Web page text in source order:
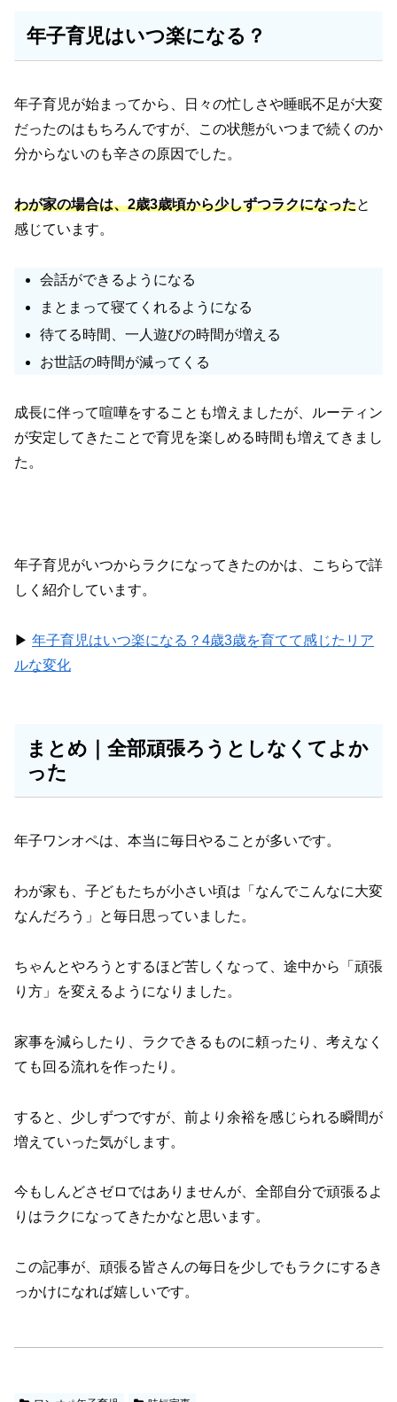
年子育児はいつ楽になる？
年子育児が始まってから、日々の忙しさや睡眠不足が大変
だったのはもちろんですが、この状態がいつまで続くのか
分からないのも辛さの原因でした。
わが家の場合は、2歳3歳頃から少しずつラクになったと
感じています。
会話ができるようになる
まとまって寝てくれるようになる
待てる時間、一人遊びの時間が増える
お世話の時間が減ってくる
成長に伴って喧嘩をすることも増えましたが、ルーティン
が安定してきたことで育児を楽しめる時間も増えてきまし
た。
年子育児がいつからラクになってきたのかは、こちらで詳
しく紹介しています。
▶︎ 年子育児はいつ楽になる？4歳3歳を育てて感じたリア
ルな変化
まとめ｜全部頑張ろうとしなくてよか
った
年子ワンオペは、本当に毎日やることが多いです。
わが家も、子どもたちが小さい頃は「なんでこんなに大変
なんだろう」と毎日思っていました。
ちゃんとやろうとするほど苦しくなって、途中から「頑張
り方」を変えるようになりました。
家事を減らしたり、ラクできるものに頼ったり、考えなく
ても回る流れを作ったり。
すると、少しずつですが、前より余裕を感じられる瞬間が
増えていった気がします。
今もしんどさゼロではありませんが、全部自分で頑張るよ
りはラクになってきたかなと思います。
この記事が、頑張る皆さんの毎日を少しでもラクにするき
っかけになれば嬉しいです。